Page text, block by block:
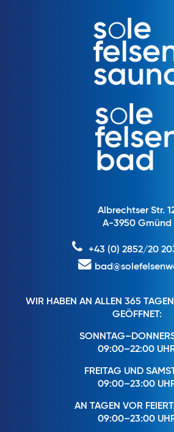
Albrechtser Str.
A-3950 Gmünd
+43 (0) 2852/20
WIR HABEN AN ALLEN 365
GEÖFFNET:
09:00–22:00
FREITAG UND
09:00–23:00
AN TAGEN VOR
09:00–23:00